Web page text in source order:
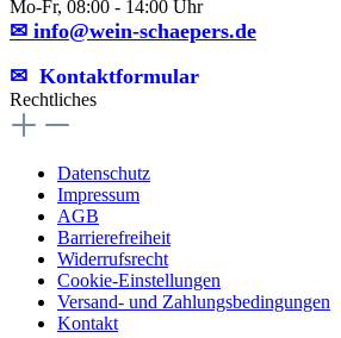
Mo-Fr, 08:00 - 14:00 Uhr
✉ info@wein-schaepers.de
✉︎ Kontaktformular
Rechtliches
Datenschutz
Impressum
AGB
Barrierefreiheit
Widerrufsrecht
Cookie-Einstellungen
Versand- und Zahlungsbedingungen
Kontakt